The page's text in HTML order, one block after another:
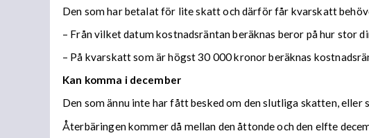
Den som har betalat för lite skatt och därför får kvarskatt
– Från vilket datum kostnadsräntan beräknas beror på hur stor
– På kvarskatt som är högst 30 000 kronor beräknas
Kan komma i december
Den som ännu inte har fått besked om den slutliga skatten,
Återbäringen kommer då mellan den åttonde och den elfte